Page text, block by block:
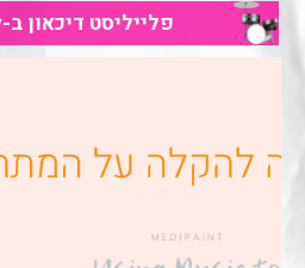
פלייליסט דיכאון ב-Spotify